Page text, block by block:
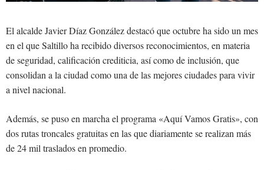
El alcalde Javier Díaz González destacó que octubre ha sido un mes
en el que Saltillo ha recibido diversos reconocimientos, en materia
de seguridad, calificación crediticia, así como de inclusión, que
consolidan a la ciudad como una de las mejores ciudades para vivir
a nivel nacional.
Además, se puso en marcha el programa «Aquí Vamos Gratis», con
dos rutas troncales gratuitas en las que diariamente se realizan más
de 24 mil traslados en promedio.